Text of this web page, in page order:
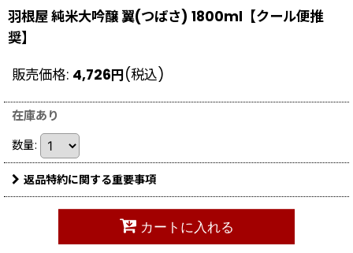
羽根屋 純米大吟醸 翼(つばさ) 1800ml【クール便推
奨】
販売価格: 4,726円(税込)
在庫あり
数量:
返品特約に関する重要事項
カートに入れる